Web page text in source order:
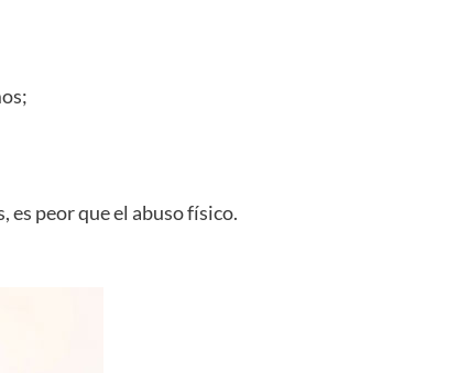
es peor que el abuso físico.